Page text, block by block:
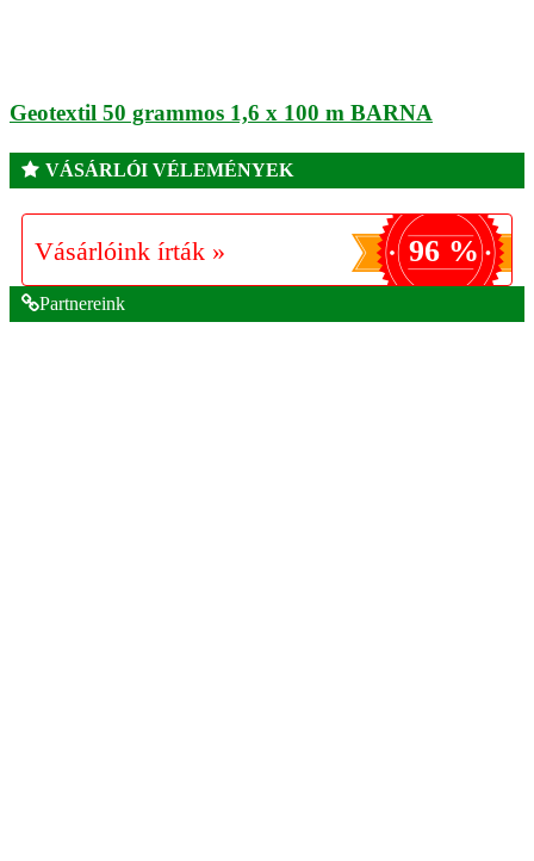
Geotextil 50 grammos 1,6 x 100 m BARNA
VÁSÁRLÓI VÉLEMÉNYEK
Vásárlóink írták » 96 %
Partnereink